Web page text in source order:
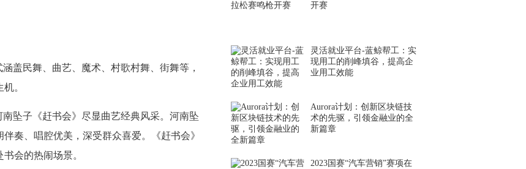
民舞、曲艺、魔术、村歌村舞、街舞等，
。
坠子《赶书会》尽显曲艺经典风采。河南坠
奏、唱腔优美，深受群众喜爱。《赶书会》
会的热闹场景。
开赛
灵活就业平台-蓝鲸帮工：实
现用工的削峰填谷，提高企
业用工效能
Aurora计划：创新区块链技
术的先驱，引领金融业的全
新篇章
2023国赛“汽车营销”赛项在